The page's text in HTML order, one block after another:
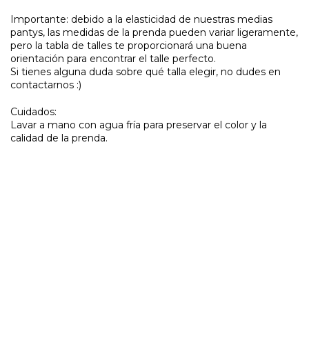
Importante: debido a la elasticidad de nuestras medias
pantys, las medidas de la prenda pueden variar ligeramente,
pero la tabla de talles te proporcionará una buena
orientación para encontrar el talle perfecto.
Si tienes alguna duda sobre qué talla elegir, no dudes en
contactarnos :)
Cuidados:
Lavar a mano con agua fría para preservar el color y la
calidad de la prenda.